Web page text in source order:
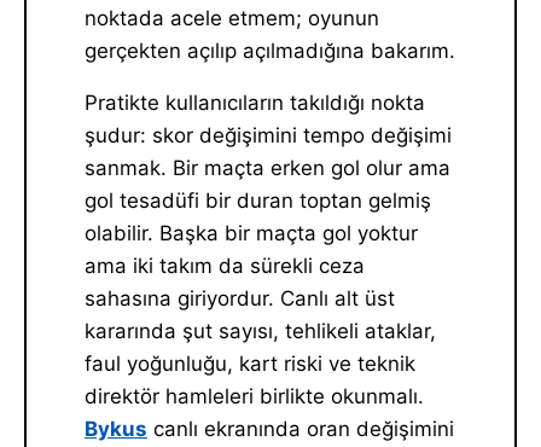
noktada acele etmem; oyunun
gerçekten açılıp açılmadığına bakarım.
Pratikte kullanıcıların takıldığı nokta
şudur: skor değişimini tempo değişimi
sanmak. Bir maçta erken gol olur ama
gol tesadüfi bir duran toptan gelmiş
olabilir. Başka bir maçta gol yoktur
ama iki takım da sürekli ceza
sahasına giriyordur. Canlı alt üst
kararında şut sayısı, tehlikeli ataklar,
faul yoğunluğu, kart riski ve teknik
direktör hamleleri birlikte okunmalı.
Bykus canlı ekranında oran değişimini